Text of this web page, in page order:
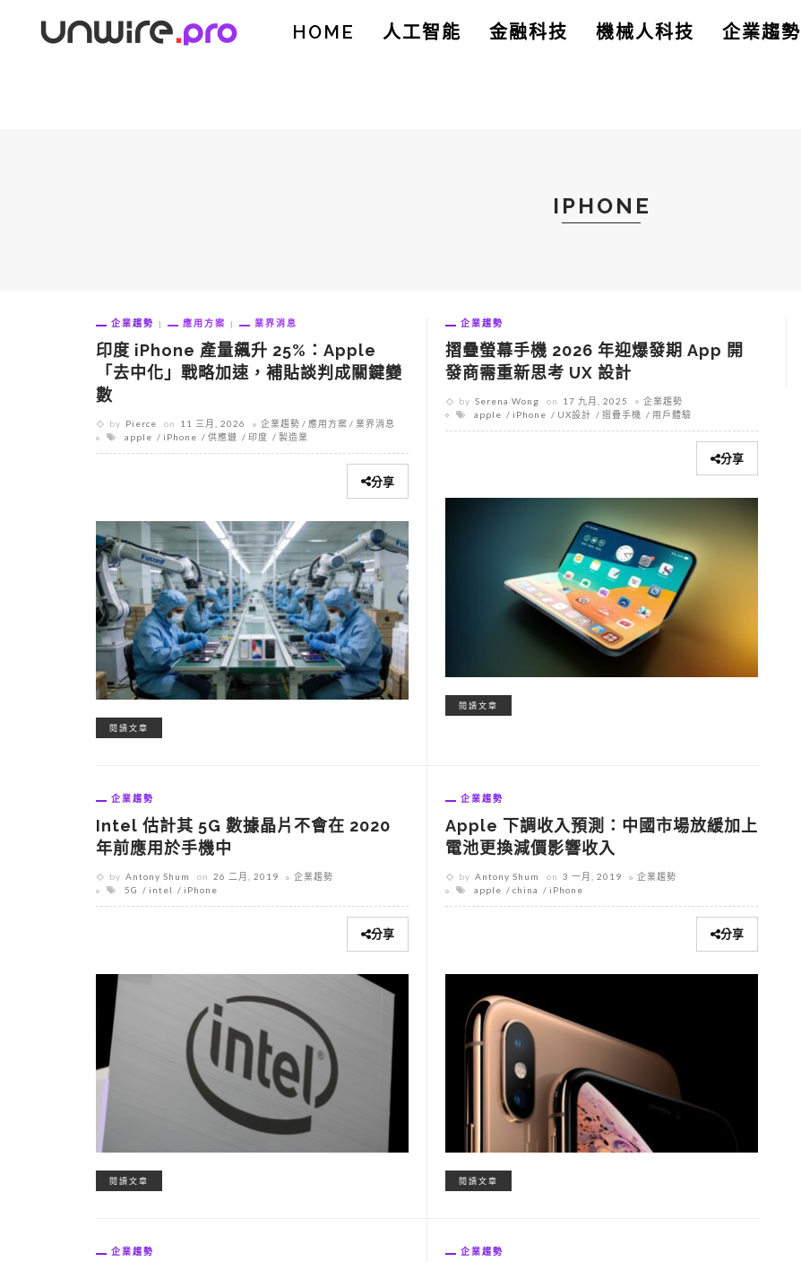
HOME 人工智能 金融科技 機械人科技 企業趨勢
IPHONE
企業趨勢 應用方案 業界消息
印度 iPhone 產量飆升 25%：Apple
「去中化」戰略加速，補貼談判成關鍵變
數
by Pierce on 11 三月, 2026 企業趨勢 應用方案
業界消息
apple
iPhone 供應鏈 印度 製造業
分享
閱讀文章
企業趨勢
摺疊螢幕手機 2026 年迎爆發期 App 開
發商需重新思考 UX 設計
by Serena Wong on 17 九月, 2025
企業趨勢
apple
iPhone UX設計 摺疊手機 用戶體驗
分享
閱讀文章
企業趨勢
Intel 估計其 5G 數據晶片不會在 2020
年前應用於手機中
by Antony Shum on 26 二月, 2019
企業趨勢
5G
intel iPhone
分享
閱讀文章
企業趨勢
Apple 下調收入預測：中國市場放緩加上
電池更換減價影響收入
by Antony Shum on 3 一月, 2019
企業趨勢
apple
china iPhone
分享
閱讀文章
企業趨勢 企業趨勢